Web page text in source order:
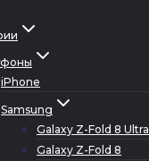
iPhone
Samsung
Galaxy Z-Fold 8 Ultra
Galaxy Z-Fold 8